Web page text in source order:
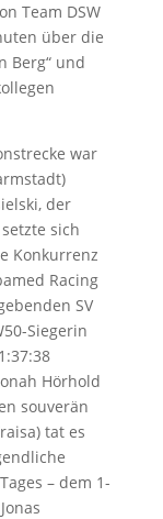
Team DSW
über die
Berg“ und
war
der
sich
Konkurrenz
Racing
SV
Siegerin
Hörhold
souverän
tat es
– dem 1-